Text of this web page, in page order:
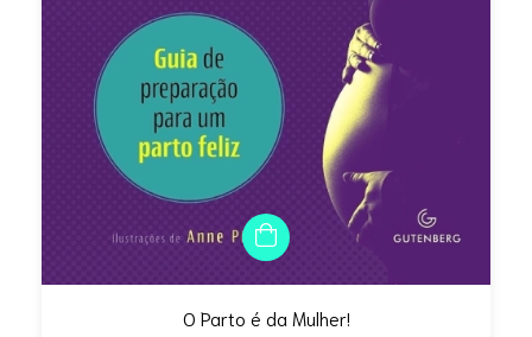
O Parto é da Mulher!